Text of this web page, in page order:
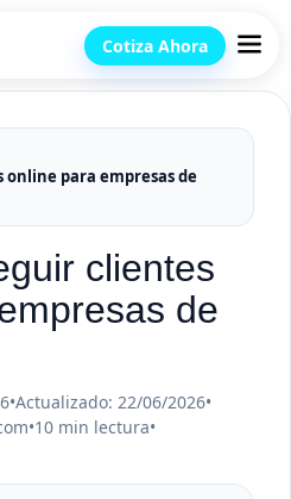
Cotiza Ahora
para empresas de
clientes
de
•Actualizado: 22/06/2026•
•10 min lectura•